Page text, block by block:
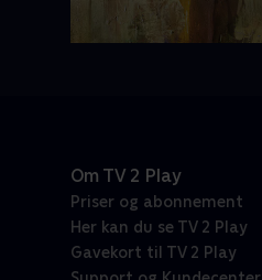
Om TV 2 Play
Priser og abonnement
Her kan du se TV 2 Play
Gavekort til TV 2 Play